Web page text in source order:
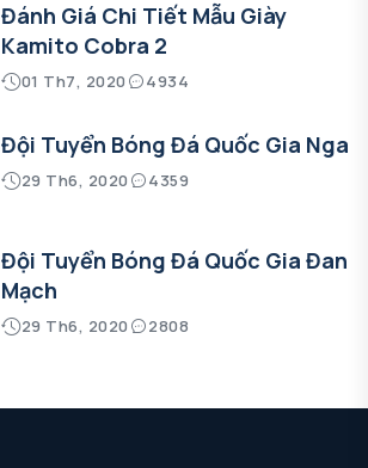
Đánh Giá Chi Tiết Mẫu Giày
Kamito Cobra 2
01 Th7, 2020 4934
Đội Tuyển Bóng Đá Quốc Gia Nga
29 Th6, 2020 4359
Đội Tuyển Bóng Đá Quốc Gia Đan
Mạch
29 Th6, 2020 2808